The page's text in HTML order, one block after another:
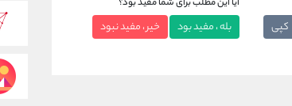
کپی
آیا این مطلب برای شما مفید بود؟
بله ، مفید بود خیر ، مفید نبود